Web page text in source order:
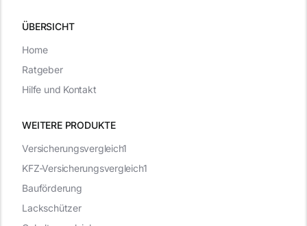
ÜBERSICHT
WEITERE PRODUKTE
Versicherungsvergleich1
KFZ-Versicherungsvergleich1
Bauförderung
Lackschützer
Home
Ratgeber
Hilfe und Kontakt